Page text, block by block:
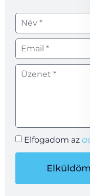
Elfogadom az
Elküldöm